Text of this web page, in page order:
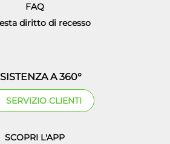
FAQ
diritto di recesso
A 360°
SERVIZIO CLIENTI
SCOPRI L'APP